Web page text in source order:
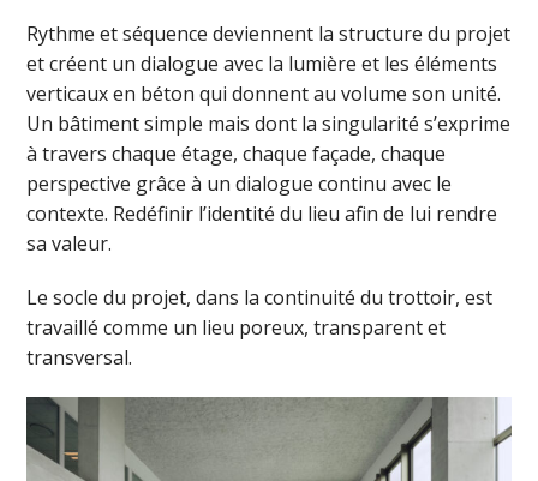
Rythme et séquence deviennent la structure du projet
et créent un dialogue avec la lumière et les éléments
verticaux en béton qui donnent au volume son unité.
Un bâtiment simple mais dont la singularité s’exprime
à travers chaque étage, chaque façade, chaque
perspective grâce à un dialogue continu avec le
contexte. Redéfinir l’identité du lieu afin de lui rendre
sa valeur.
Le socle du projet, dans la continuité du trottoir, est
travaillé comme un lieu poreux, transparent et
transversal.